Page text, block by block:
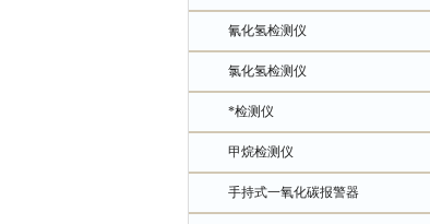
氰化氢检测仪
氯化氢检测仪
*检测仪
甲烷检测仪
手持式一氧化碳报警器